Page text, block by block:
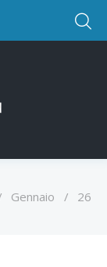
Gennaio / 26